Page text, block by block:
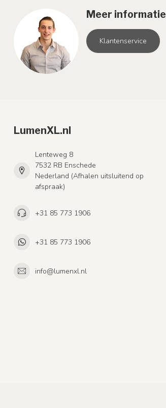
Meer informatie
Klantenservice
LumenXL.nl
Lenteweg 8
7532 RB Enschede
Nederland (Afhalen uitsluitend op
afspraak)
+31 85 773 1906
+31 85 773 1906
info@lumenxl.nl